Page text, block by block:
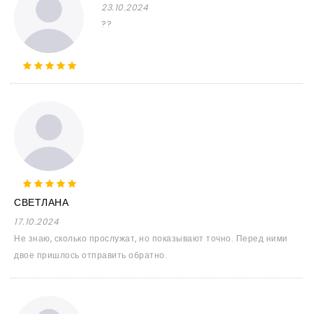
23.10.2024
??
СВЕТЛАНА
17.10.2024
Не знаю, сколько прослужат, но показывают точно. Перед ними
двое пришлось отправить обратно.